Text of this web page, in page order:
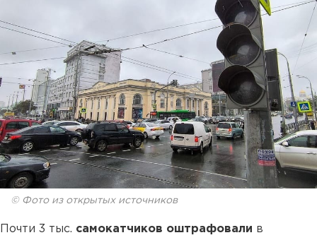
© Фото из открытых источников
Почти 3 тыс. самокатчиков оштрафовали в